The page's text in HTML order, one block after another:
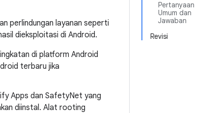
Pertanyaan
Umum dan
Jawaban
Revisi
perlindungan layanan seperti
dieksploitasi di Android.
di platform Android
terbaru jika
Apps dan SafetyNet yang
diinstal. Alat rooting